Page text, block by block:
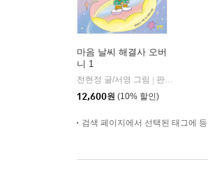
마음 날씨 해결사 오버
니 1
전현정 글/서영 그림
판크크
12,600원 (10% 할인)
검색 페이지에서 선택된 태그에